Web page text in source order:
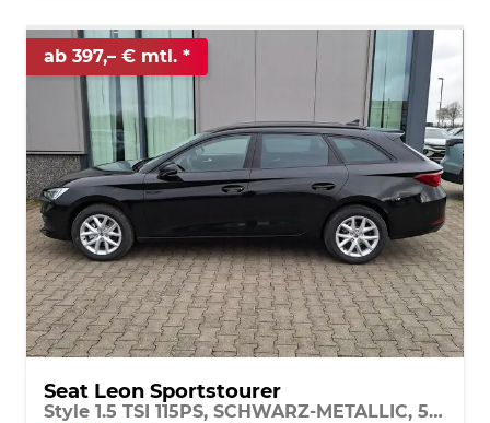
ab 397,– € mtl.
Seat Leon Sportstourer
Style 1.5 TSI 115PS, SCHWARZ-METALLIC, 5 Jahre Garantie, 16" ALU, MATRIX-LED, Privacy-Glas, Winter-Paket, 3-Zonen-Climatronic, ParkAssist, Parksensoren v/h, Rückfahrkamera, Radio 10,4" + Full-Link, Tempomat, M-Lederlenkrad, variabler Ladeboden